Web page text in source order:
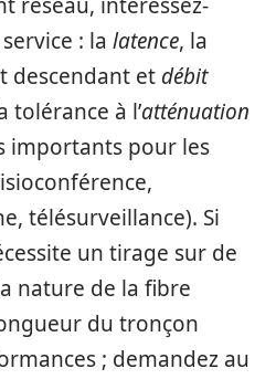
réseau, intéressez-
: la latence, la
descendant et débit
tolérance à l’atténuation
importants pour les
télésurveillance). Si
un tirage sur de
nature de la fibre
du tronçon
; demandez au